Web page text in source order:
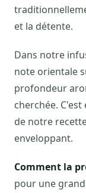
et la détente.
Dans notre
note orientale
profondeur
cherchée.
de notre
enveloppant.
Comment la
pour une